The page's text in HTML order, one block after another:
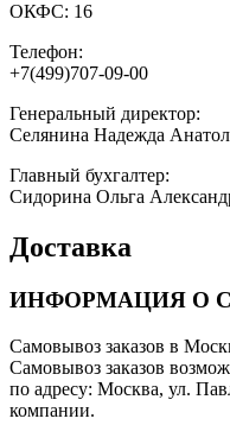
ОКФС: 16
Телефон:
+7(499)707-09-00
Генеральный директор:
Селянина Надежда
Главный бухгалтер:
Сидорина Ольга
Доставка
ИНФОРМАЦИЯ О
Самовывоз заказов в
Самовывоз заказов
по адресу: Москва, ул.
компании.